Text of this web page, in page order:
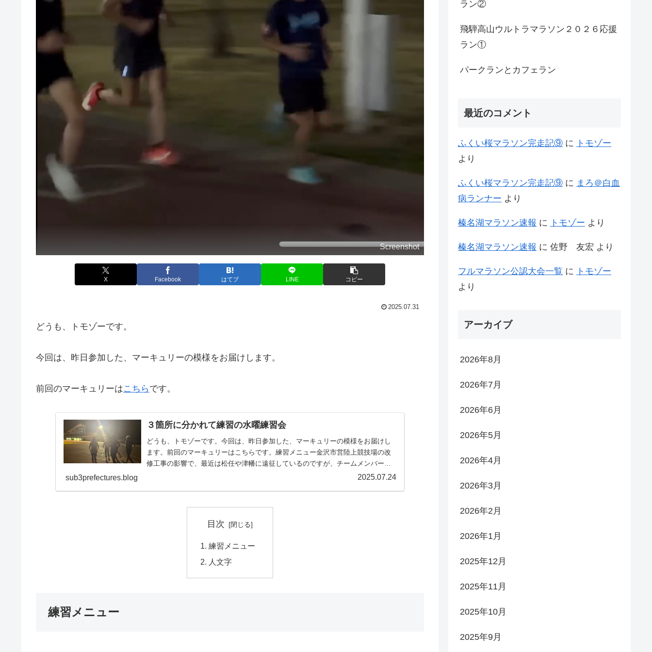
Screenshot
X Facebook はてブ LINE コピー
2025.07.31
どうも、トモゾーです。
今回は、昨日参加した、マーキュリーの模様をお届けします。
前回のマーキュリーはこちら です。
３箇所に分かれて練習の水曜練習会
どうも、トモゾーです。今回は、昨日参加した、マーキュリーの模様をお届けし
ます。前回のマーキュリーはこちらです。練習メニュー金沢市営陸上競技場の改
修工事の影響で、最近は松任や津幡に遠征しているのですが、チームメンバーの
sub3prefectures.blog 2025.07.24
目次
練習メニュー
人文字
練習メニュー
ラン②
飛騨高山ウルトラマラソン２０２６応援
ラン①
パークランとカフェラン
最近のコメント
ふくい桜マラソン完走記⑨ に
トモゾー
より
ふくい桜マラソン完走記⑨ に まろ＠白血
病ランナー より
榛名湖マラソン速報 に トモゾー より
榛名湖マラソン速報 に 佐野 友宏 より
フルマラソン公認大会一覧 に
トモゾー
より
アーカイブ
2026年8月
2026年7月
2026年6月
2026年5月
2026年4月
2026年3月
2026年2月
2026年1月
2025年12月
2025年11月
2025年10月
2025年9月